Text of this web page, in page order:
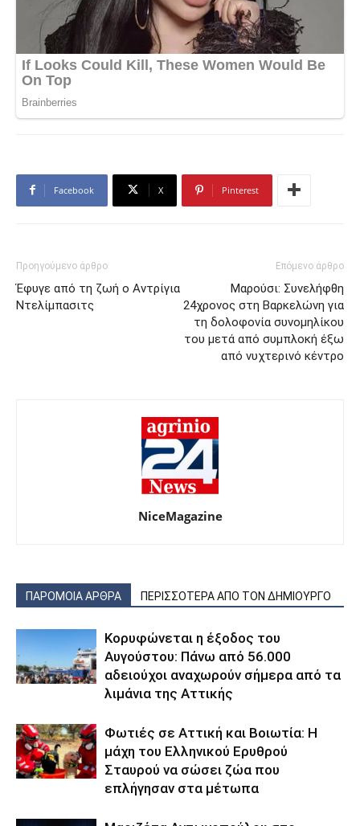
Facebook X Pinterest
Προηγούμενο άρθρο
Έφυγε από τη ζωή ο Αντρίγια
Ντελίμπασιτς
Επόμενο άρθρο
Μαρούσι: Συνελήφθη
24χρονος στη Βαρκελώνη για
τη δολοφονία συνομηλίκου
του μετά από συμπλοκή έξω
από νυχτερινό κέντρο
NiceMagazine
ΠΑΡΟΜΟΙΑ ΑΡΘΡΑ ΠΕΡΙΣΣΟΤΕΡΑ ΑΠΟ ΤΟΝ ΔΗΜΙΟΥΡΓΟ
Κορυφώνεται η έξοδος του
Αυγούστου: Πάνω από 56.000
αδειούχοι αναχωρούν σήμερα από τα
λιμάνια της Αττικής
Φωτιές σε Αττική και Βοιωτία: Η
μάχη του Ελληνικού Ερυθρού
Σταυρού να σώσει ζώα που
επλήγησαν στα μέτωπα